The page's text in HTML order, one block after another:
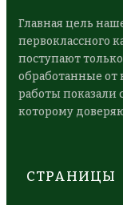
Главная цель
первоклассного
поступают
обработанные от
работы
которому
СТРАНИЦЫ